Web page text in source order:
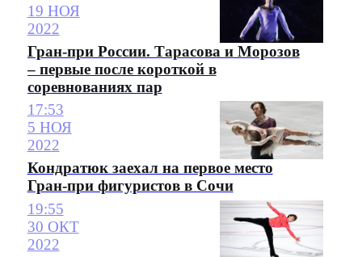
19 НОЯ
2022
Гран-при России. Тарасова и Морозов
– первые после короткой в
соревнованиях пар
17:53
5 НОЯ
2022
Кондратюк заехал на первое место
Гран-при фигуристов в Сочи
19:55
30 ОКТ
2022